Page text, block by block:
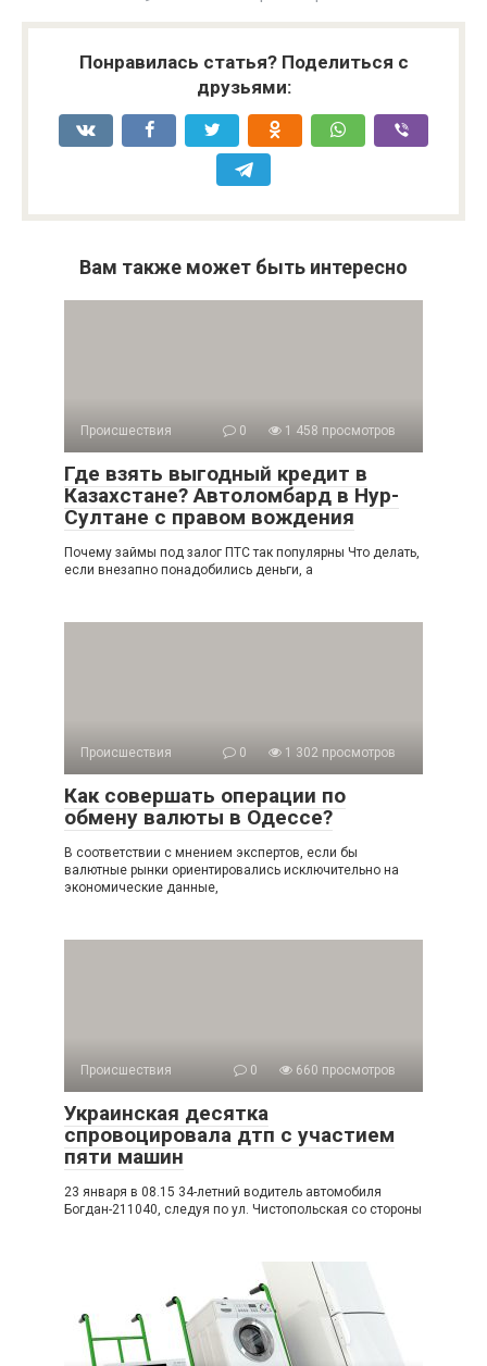
Понравилась статья? Поделиться с
друзьями:
Вам также может быть интересно
Происшествия 0 1 458 просмотров
Где взять выгодный кредит в
Казахстане? Автоломбард в Нур-
Султане с правом вождения
Почему займы под залог ПТС так популярны Что делать,
если внезапно понадобились деньги, а
Происшествия 0 1 302 просмотров
Как совершать операции по
обмену валюты в Одессе?
В соответствии с мнением экспертов, если бы
валютные рынки ориентировались исключительно на
экономические данные,
Происшествия 0 660 просмотров
Украинская десятка
спровоцировала дтп с участием
пяти машин
23 января в 08.15 34-летний водитель автомобиля
Богдан-211040, следуя по ул. Чистопольская со стороны